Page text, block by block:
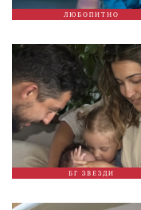
ЛЮБОПИТНО
БГ ЗВЕЗДИ